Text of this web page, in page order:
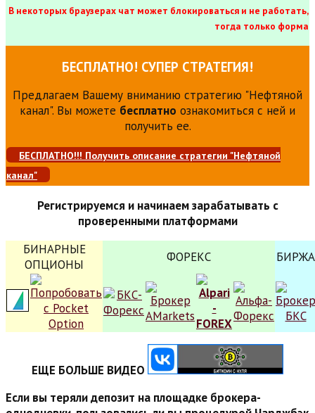
В некоторых браузерах чат может блокироваться и не работать,
тогда только форма
БЕСПЛАТНО! СУПЕР СТРАТЕГИЯ!
Предлагаем Вашему вниманию стратегию "Нефтяной
канал". Вы можете бесплатно ознакомиться с ней и
получить ее.
БЕСПЛАТНО!!! Получить описание стратегии "Нефтяной
канал"
Регистрируемся и начинаем зарабатывать с
проверенными платформами
БИНАРНЫЕ
ОПЦИОНЫ
ФОРЕКС БИРЖА
ЕЩЕ БОЛЬШЕ ВИДЕО
Если вы теряли депозит на площадке брокера-